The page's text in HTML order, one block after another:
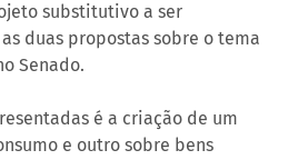
substitutivo a ser
duas propostas sobre o tema
Senado.
é a criação de um
e outro sobre bens